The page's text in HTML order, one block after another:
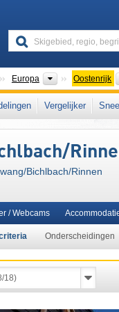
Europa Continenten
Oostenrijk
ook in: Zwischentoren ,
van de oostelijke Alpen
, Midden-Europa, Europese
Vergelijker
​Bichlbach/​Rinnen
Onderscheidingen
/ Webcams